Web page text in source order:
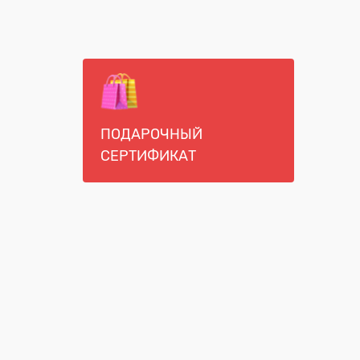
ПОДАРОЧНЫЙ
СЕРТИФИКАТ